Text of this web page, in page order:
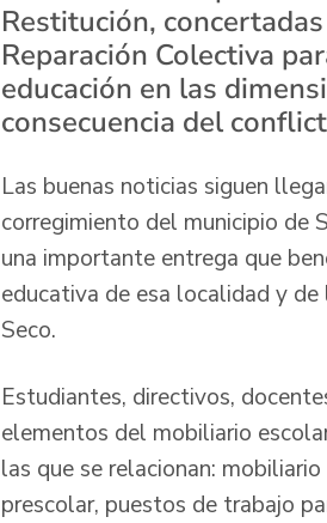
Restitución,
Reparación Colectiva
educación en las
consecuencia del
Las buenas noticias siguen
corregimiento del municipio de
una importante entrega que
educativa de esa localidad y
Seco.
Estudiantes, directivos,
elementos del mobiliario
las que se relacionan:
prescolar, puestos de trabajo